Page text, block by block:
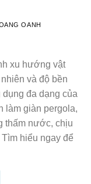
OANH
xu hướng vật
và độ bền
đa dạng của
làm giàn pergola,
thấm nước, chịu
hiểu ngay để